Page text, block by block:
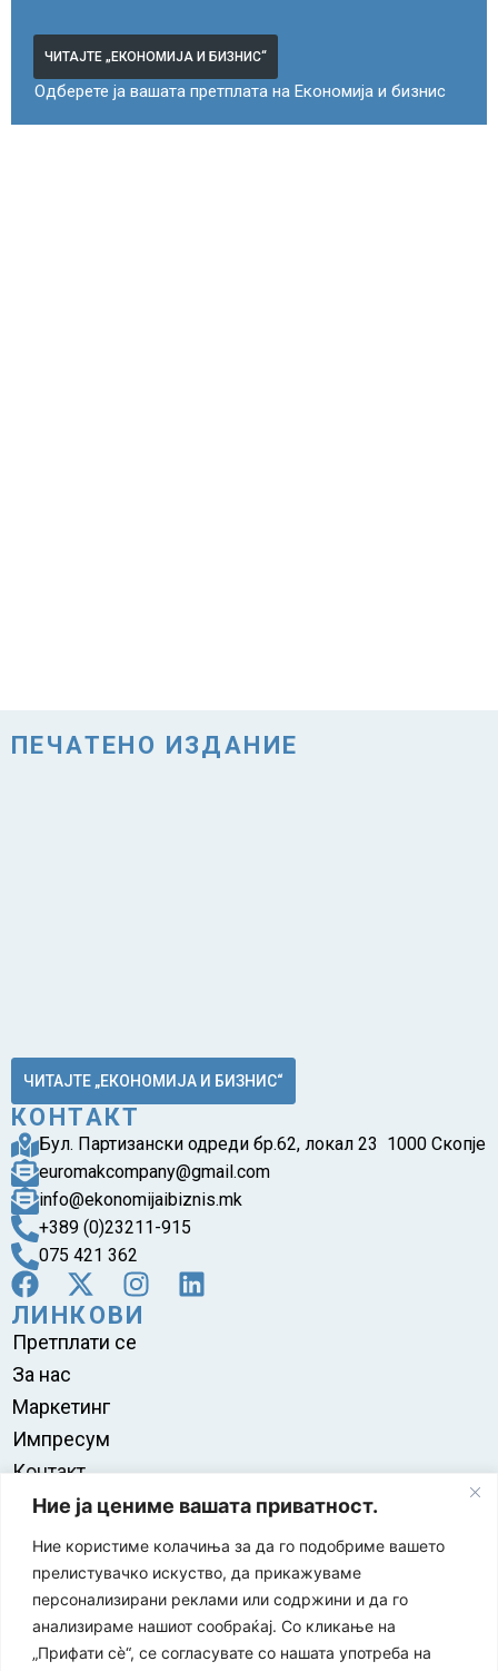
Ние ја цениме вашата приватност.
Ние користиме колачиња за да го подобриме вашето
прелистувачко искуство, да прикажуваме
персонализирани реклами или содржини и да го
анализираме нашиот сообраќај. Со кликање на
„Прифати сè“, се согласувате со нашата употреба на
ЧИТАЈТЕ „ЕКОНОМИЈА И БИЗНИС“
Одберете ја вашата претплата на Економија и бизнис
ПЕЧАТЕНО ИЗДАНИЕ
ЧИТАЈТЕ „ЕКОНОМИЈА И БИЗНИС“
КОНТАКТ
Бул. Партизански одреди бр.62, локал 23 1000 Скопје
euromakcompany@gmail.com
info@ekonomijaibiznis.mk
+389 (0)23211-915
075 421 362
ЛИНКОВИ
Претплати се
За нас
Маркетинг
Импресум
Контакт
Правила на користење